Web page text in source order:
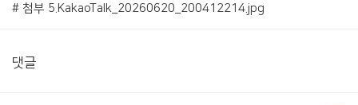
# 첨부 5.KakaoTalk_20260620_200412214.jpg
댓글